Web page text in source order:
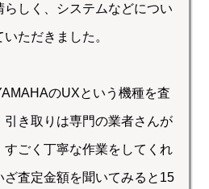
しく、システムなどについ
ただきました。
のUXという機種を査
引き取りは専門の業者さんが
ごく丁寧な作業をしてくれ
ざ査定金額を聞いてみると15